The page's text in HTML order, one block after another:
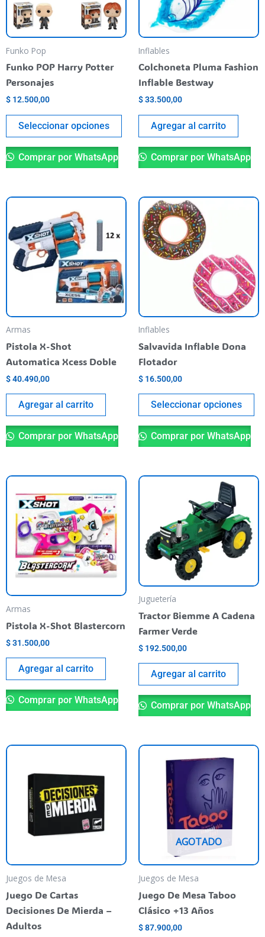
Funko Pop
Funko POP Harry Potter
Personajes
$ 12.500,00
Seleccionar opciones
may
chosen
Comprar por WhatsApp
Inflables
Colchoneta Pluma Fashion
Inflable Bestway
$33.500,00
Agregar al carrito
Comprar por WhatsApp
Armas
Pistola X-Shot
Automatica Xcess Doble
$40.490,00
Agregar al carrito
Comprar por WhatsApp
Inflables
Salvavida Inflable Dona
Flotador
$ 16.500,00
Seleccionar opciones
Comprar por WhatsApp
Armas
Pistola X-Shot Blastercorn
$31.500,00
Agregar al carrito
Comprar por WhatsApp
Juguetería
Tractor Biemme A Cadena
Farmer Verde
$ 192.500,00
Agregar al carrito
Comprar por WhatsApp
Juegos de Mesa
Juego De Cartas
Decisiones De Mierda –
Adultos
AGOTADO
Juegos de Mesa
Juego De Mesa Taboo
Clásico +13 Años
$87.900,00